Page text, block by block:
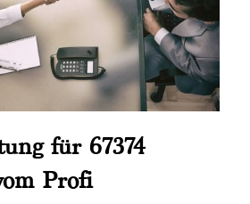
für 67374
Profi